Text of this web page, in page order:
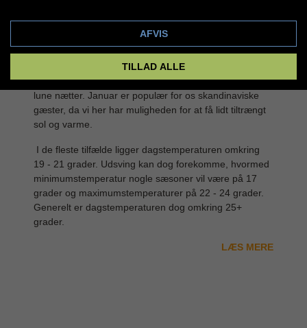
BILLIGE REJSER DIREKTE FRA KASTRUP OG
BILLUND LUFTHAVN
Januar måned er utrolig populær for dem som ønsker
en god base men ikke mindst de varme dage og de
lune nætter. Januar er populær for os skandinaviske
gæster, da vi her har muligheden for at få lidt tiltrængt
sol og varme.
I de fleste tilfælde ligger dagstemperaturen omkring
19 - 21 grader. Udsving kan dog forekomme, hvormed
minimumstemperatur nogle sæsoner vil være på 17
grader og maximumstemperaturer på 22 - 24 grader.
Generelt er dagstemperaturen dog omkring 25+
grader.
LÆS MERE
AFVIS
TILLAD ALLE